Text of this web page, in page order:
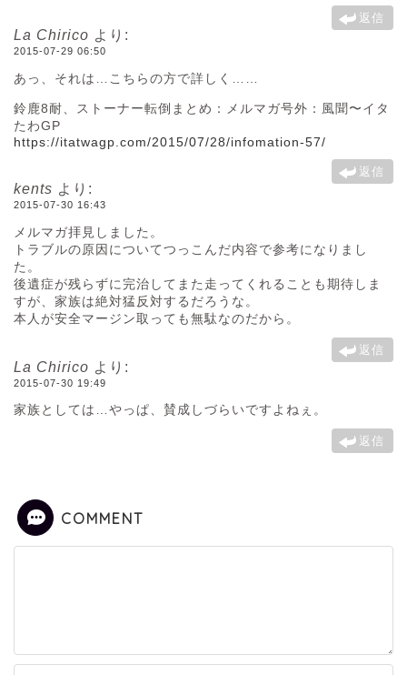
返信
La Chirico より:
2015-07-29 06:50
あっ、それは…こちらの方で詳しく……
鈴鹿8耐、ストーナー転倒まとめ：メルマガ号外：風聞〜イタ
たわGP
https://itatwagp.com/2015/07/28/infomation-57/
返信
kents より:
2015-07-30 16:43
メルマガ拝見しました。
トラブルの原因についてつっこんだ内容で参考になりまし
た。
後遺症が残らずに完治してまた走ってくれることも期待しま
すが、家族は絶対猛反対するだろうな。
本人が安全マージン取っても無駄なのだから。
返信
La Chirico より:
2015-07-30 19:49
家族としては…やっぱ、賛成しづらいですよねぇ。
返信
COMMENT